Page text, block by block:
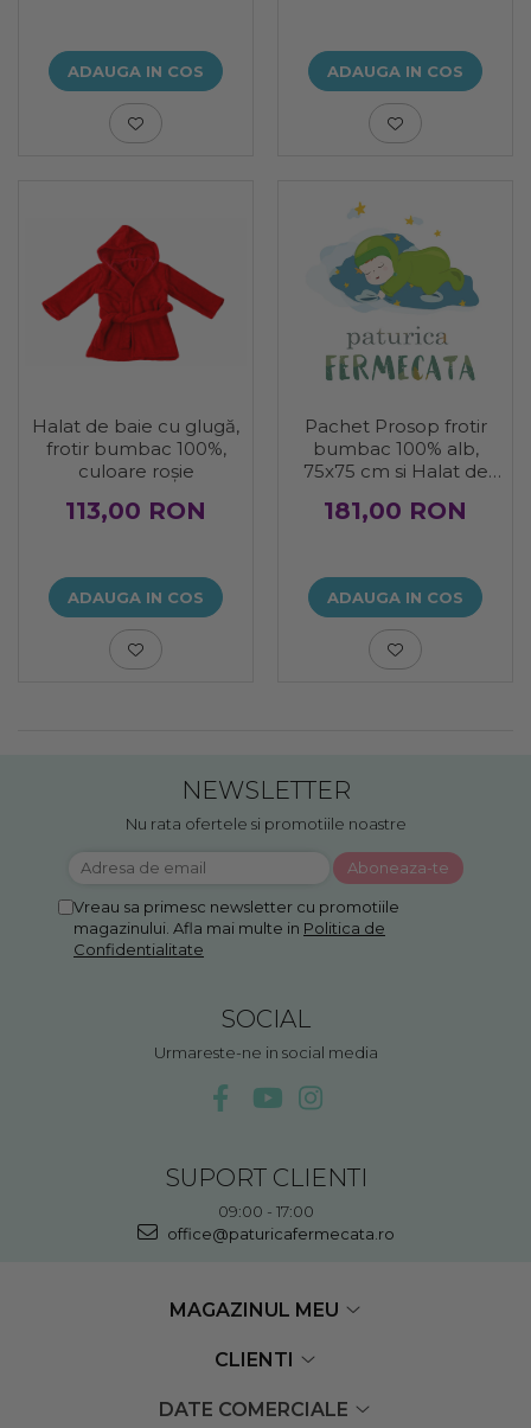
ADAUGA IN COS ADAUGA IN COS
Halat de baie cu glugă,
frotir bumbac 100%,
culoare roșie
113,00 RON
ADAUGA IN COS
Pachet Prosop frotir
bumbac 100% alb,
75x75 cm si Halat de
100%
181,00 RON
ADAUGA IN COS
NEWSLETTER
Nu rata ofertele si promotiile noastre
Vreau sa primesc newsletter cu promotiile
magazinului. Afla mai multe in Politica de
Confidentialitate
SOCIAL
Urmareste-ne in social media
SUPORT CLIENTI
09:00 - 17:00
office@paturicafermecata.ro
MAGAZINUL MEU
CLIENTI
DATE COMERCIALE